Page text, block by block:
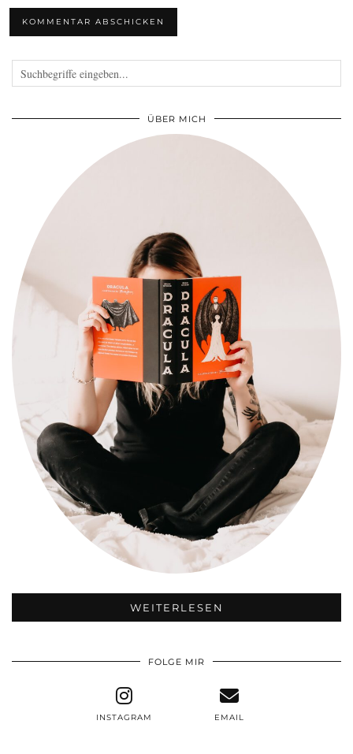
ÜBER MICH
WEITERLESEN
FOLGE MIR
INSTAGRAM EMAIL